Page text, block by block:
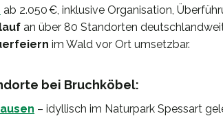
ab 2.050 €, inklusive Organisation,
an über 80 Standorten
im Wald vor Ort umsetzbar.
bei Bruchköbel:
– idyllisch im Naturpark Spessart